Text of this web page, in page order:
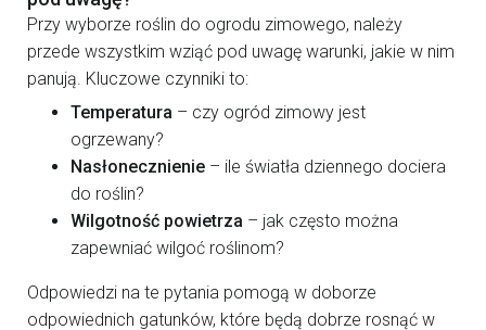
Przy wyborze roślin do ogrodu zimowego, należy
przede wszystkim wziąć pod uwagę warunki, jakie w nim
panują. Kluczowe czynniki to:
Temperatura – czy ogród zimowy jest
ogrzewany?
Nasłonecznienie – ile światła dziennego dociera
do roślin?
Wilgotność powietrza – jak często można
zapewniać wilgoć roślinom?
Odpowiedzi na te pytania pomogą w doborze
odpowiednich gatunków, które będą dobrze rosnąć w